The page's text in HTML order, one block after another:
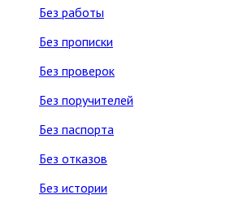
Без работы
Без прописки
Без проверок
Без поручителей
Без паспорта
Без отказов
Без истории